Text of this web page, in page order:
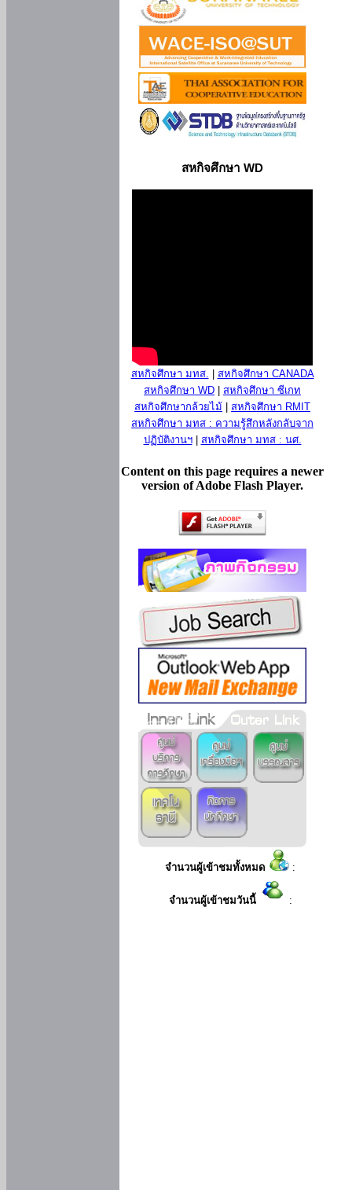
สหกิจศึกษา WD
สหกิจศึกษา มทส.
สหกิจศึกษา CANADA
สหกิจศึกษา WD
สหกิจศึกษา ซีเกท
สหกิจศึกษากล้วยไม้
สหกิจศึกษา RMIT
สหกิจศึกษา มทส : ความรู้สึกหลังกลับจาก
ปฏิบัติงานฯ| สหกิจศึกษา มทส : นศ.
Content on this page requires a newer
version of Adobe Flash Player.
จำนวนผู้เข้าชมทั้งหมด :
จำนวนผู้เข้าชมวันนี้ :